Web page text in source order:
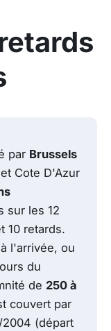
par Brussels
Cote D'Azur
sur les 12
10 retards.
l'arrivée, ou
du
de 250 à
couvert par
2004 (départ